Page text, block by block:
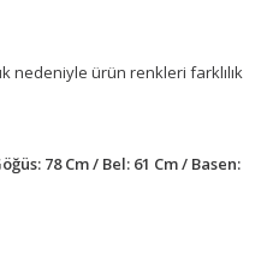
nedeniyle ürün renkleri farklılık
78 Cm / Bel: 61 Cm / Basen: